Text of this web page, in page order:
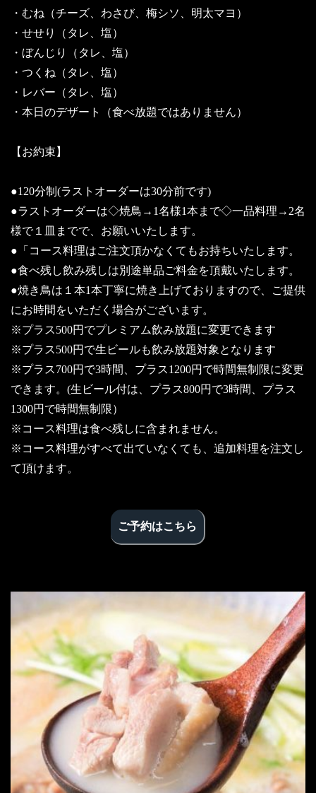
・むね（チーズ、わさび、梅シソ、明太マヨ）
・せせり（タレ、塩）
・ぼんじり（タレ、塩）
・つくね（タレ、塩）
・レバー（タレ、塩）
・本日のデザート（食べ放題ではありません）
【お約束】
●120分制(ラストオーダーは30分前です)
●ラストオーダーは◇焼鳥→1名様1本まで◇一品料理→2名
様で１皿までで、お願いいたします。
●「コース料理はご注文頂かなくてもお持ちいたします。
●食べ残し飲み残しは別途単品ご料金を頂戴いたします。
●焼き鳥は１本1本丁寧に焼き上げておりますので、ご提供
にお時間をいただく場合がございます。
※プラス500円でプレミアム飲み放題に変更できます
※プラス500円で生ビールも飲み放題対象となります
※プラス700円で3時間、プラス1200円で時間無制限に変更
できます。(生ビール付は、プラス800円で3時間、プラス
1300円で時間無制限）
※コース料理は食べ残しに含まれません。
※コース料理がすべて出ていなくても、追加料理を注文し
て頂けます。
ご予約はこちら